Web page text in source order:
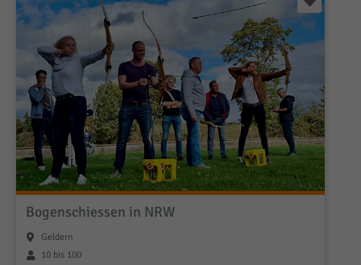
Bogenschiessen in NRW
Geldern
10 bis 100